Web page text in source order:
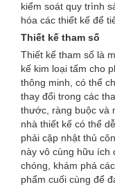
kiểm soát quy trình
hóa các thiết kế để
Thiết kế tham số
Thiết kế tham số là
kế kim loại tấm cho
thông minh, có thể
thay đổi trong các
thước, ràng buộc và
nhà thiết kế có thể
phải cập nhật thủ
này vô cùng hữu ích
chóng, khám phá
phẩm cuối cùng để